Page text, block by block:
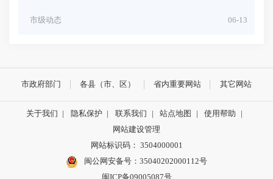
06-13
市级动态
市政府部门 各县（市、区） 省内重要网站 其它网站
关于我们 | 隐私保护 | 联系我们 | 站点地图 | 使用帮助
|
网站建设管理
网站标识码： 3504000001
闽公网安备号：35040202000112号
闽ICP备09005087号